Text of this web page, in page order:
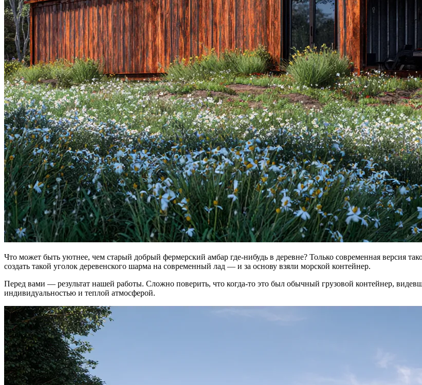
Что может быть уютнее, чем старый добрый фермерский амбар где-нибудь в деревне? Только современная версия
создать такой уголок деревенского шарма на современный лад — и за основу взяли морской контейнер.
Перед вами — результат нашей работы. Сложно поверить, что когда-то это был обычный грузовой контейнер,
индивидуальностью и теплой атмосферой.